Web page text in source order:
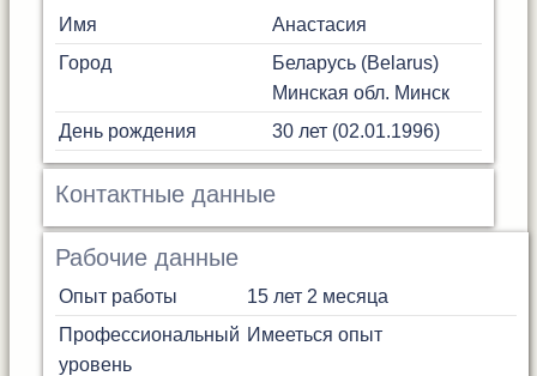
Имя
Анастасия
Город
Беларусь (Belarus)
Минская обл. Минск
День рождения
30 лет (02.01.1996)
Контактные данные
Рабочие данные
Опыт работы
15 лет 2 месяца
Профессиональный
уровень
Имееться опыт